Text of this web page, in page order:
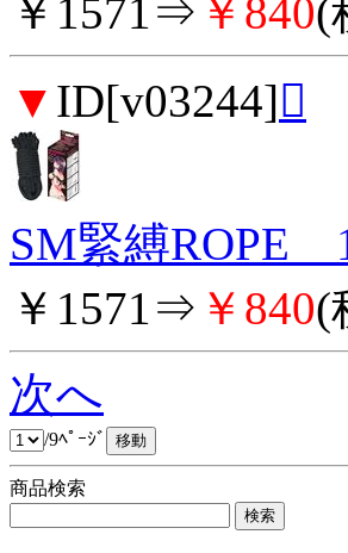
￥1571⇒ ￥840(
▼ ID[v03244]
SM緊縛ROPE
￥1571⇒ ￥840(
次へ
/9ﾍﾟｰｼﾞ
商品検索